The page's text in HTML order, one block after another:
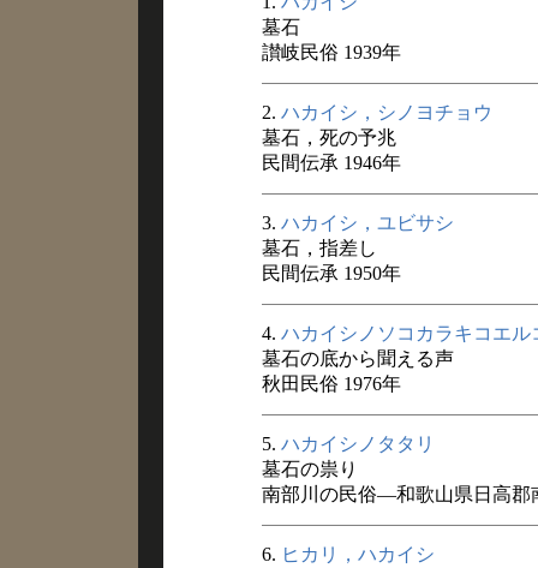
墓石
讃岐民俗 1939年
2. ハカイシ，シノヨチョウ
墓石，死の予兆
民間伝承 1946年
3. ハカイシ，ユビサシ
墓石，指差し
民間伝承 1950年
4. ハカイシノソコカラキコエル
墓石の底から聞える声
秋田民俗 1976年
5. ハカイシノタタリ
墓石の祟り
南部川の民俗―和歌山県日高郡
6. ヒカリ，ハカイシ